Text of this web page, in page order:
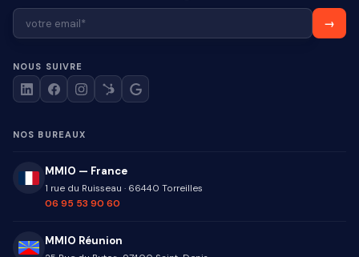
NOUS SUIVRE
NOS BUREAUX
MMIO — France
1 rue du Ruisseau · 66440 Torreilles
06 95 53 90 60
MMIO Réunion